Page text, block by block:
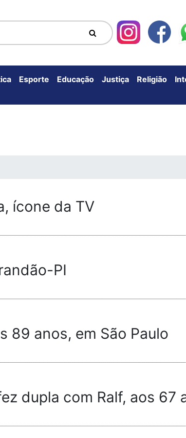
Esporte Educação Justiça Religião
ícone da TV
PI
89 anos, em São Paulo
dupla com Ralf, aos 67